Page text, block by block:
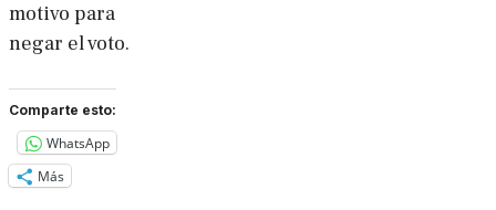
motivo para
negar el voto.
Comparte esto:
WhatsApp
Más